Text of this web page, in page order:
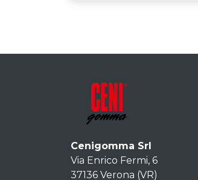
Cenigomma Srl
Via Enrico Fermi, 6
37136 Verona (VR)